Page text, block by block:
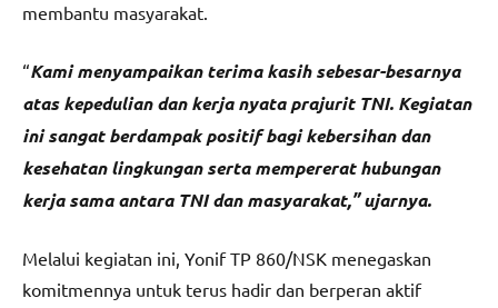
membantu masyarakat.
“Kami menyampaikan terima kasih sebesar-besarnya
atas kepedulian dan kerja nyata prajurit TNI. Kegiatan
ini sangat berdampak positif bagi kebersihan dan
kesehatan lingkungan serta mempererat hubungan
kerja sama antara TNI dan masyarakat,” ujarnya.
Melalui kegiatan ini, Yonif TP 860/NSK menegaskan
komitmennya untuk terus hadir dan berperan aktif